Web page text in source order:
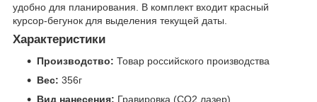
удобно для планирования. В комплект входит красный
курсор-бегунок для выделения текущей даты.
Характеристики
Производство: Товар российского производства
Вес: 356г
Вид нанесения: Гравировка (CO2 лазер)